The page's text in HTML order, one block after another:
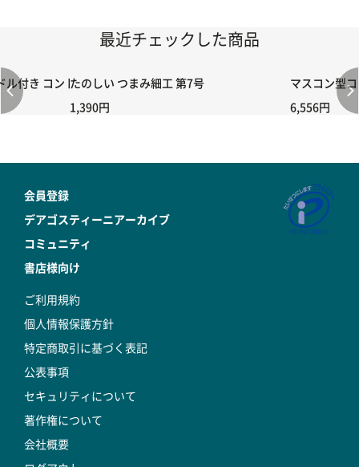
最近チェックした商品
付き コントローラー＆ポイント切り替えスイッチRC-02/C002 /
たのしい つまみ細工 第7号
1,390円
マスコン型
6,556円
会員登録
デアゴスティーニアーカイブ
コミュニティ
書店様向け
ご利用規約
個人情報保護方針
特定商取引に基づく表記
公表事項
セキュリティについて
著作権について
会社概要